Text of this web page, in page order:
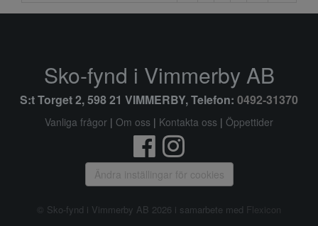
Sko-fynd i Vimmerby AB
S:t Torget 2, 598 21 VIMMERBY, Telefon: 0492-31370
Vanliga frågor | Om oss | Kontakta oss | Öppettider
Ändra inställingar för cookies
© Sko-fynd i Vimmerby AB 2026 i samarbete med Flexicon